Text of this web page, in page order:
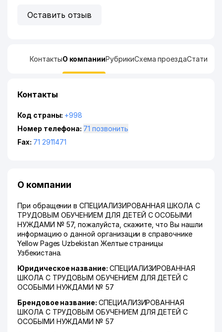
Оставить отзыв
КонтактыО компанииРубрикиСхема проезда
Контакты
Код страны: +998
Номер телефона:
71 позвонить
Fax: 71 2911471
О компании
При обращении в СПЕЦИАЛИЗИРОВАННАЯ ШКОЛА С
ТРУДОВЫМ ОБУЧЕНИЕМ ДЛЯ ДЕТЕЙ С ОСОБЫМИ
НУЖДАМИ № 57, пожалуйста, скажите, что Вы нашли
информацию о данной организации в справочнике
Yellow Pages Uzbekistan Желтые страницы
Узбекистана.
Юридическое название: СПЕЦИАЛИЗИРОВАННАЯ
ШКОЛА С ТРУДОВЫМ ОБУЧЕНИЕМ ДЛЯ ДЕТЕЙ С
ОСОБЫМИ НУЖДАМИ № 57
Брендовое название: СПЕЦИАЛИЗИРОВАННАЯ
ШКОЛА С ТРУДОВЫМ ОБУЧЕНИЕМ ДЛЯ ДЕТЕЙ С
ОСОБЫМИ НУЖДАМИ № 57